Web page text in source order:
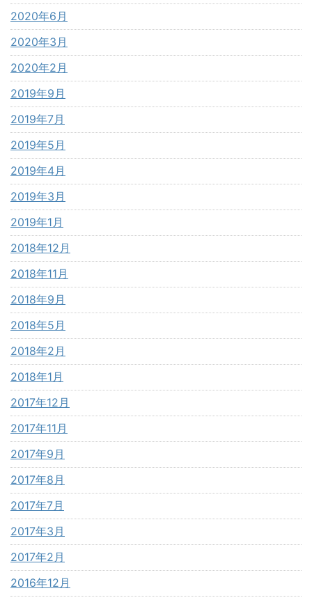
2020年6月
2020年3月
2020年2月
2019年9月
2019年7月
2019年5月
2019年4月
2019年3月
2019年1月
2018年12月
2018年11月
2018年9月
2018年5月
2018年2月
2018年1月
2017年12月
2017年11月
2017年9月
2017年8月
2017年7月
2017年3月
2017年2月
2016年12月